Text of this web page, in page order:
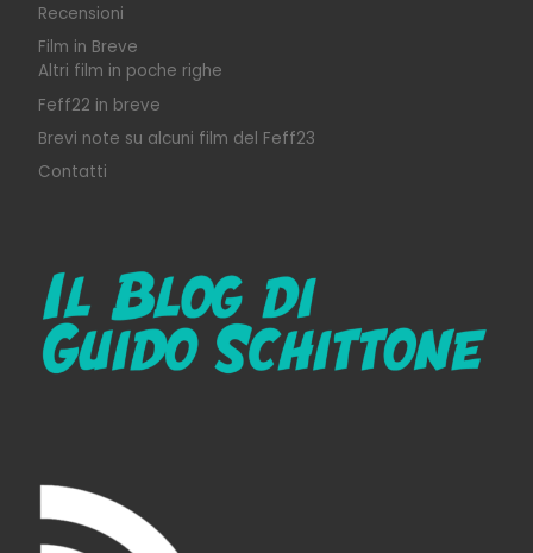
Recensioni
Film in Breve
Altri film in poche righe
Feff22 in breve
Brevi note su alcuni film del Feff23
Contatti